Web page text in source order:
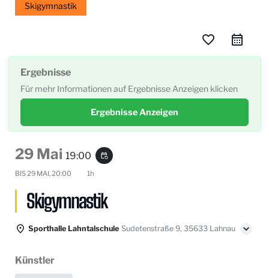
Skigymnastik
favorite_border
Ergebnisse
Für mehr Informationen auf Ergebnisse Anzeigen klicken
Ergebnisse Anzeigen
29 Mai 19:00 event_repeat
BIS29 MAI, 20:00 1h
Skigymnastik
Sporthalle Lahntalschule Sudetenstraße 9, 35633 Lahnau
Künstler